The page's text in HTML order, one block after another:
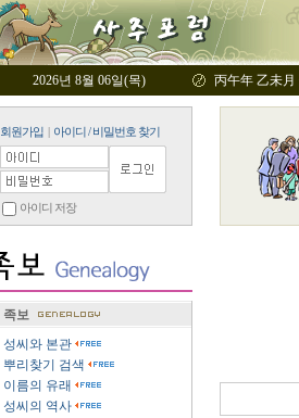
2026년 8월 06일(목) 丙午年 乙未月
회원가입| 아이디 / 비밀번호 찾기
아이디 저장
족보
성씨와 본관
뿌리찾기 검색
이름의 유래
성씨의 역사